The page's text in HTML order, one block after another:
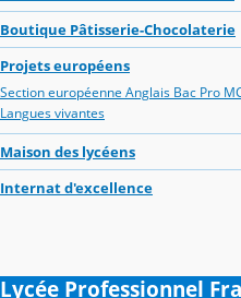
Boutique Pâtisserie-Chocolaterie
Projets européens
Section européenne Anglais Bac Pro
Langues vivantes
Maison des lycéens
Internat d'excellence
Lycée Professionnel